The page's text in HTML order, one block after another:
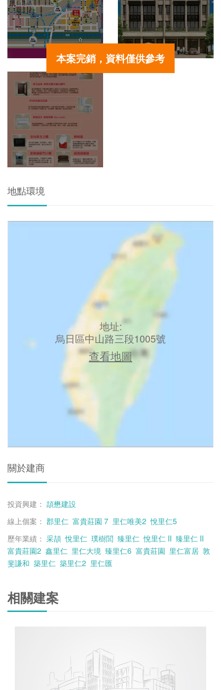
本案完銷，資料僅供參考
地點環境
地址:
烏日區中山路三段1005號
查看地圖
關於建商
投資興建： 頡懋建設
線上個案： 郡里仁 富貴莊園 7 里仁唯美2 悅里仁5
歷年業績： 采頡 悅里仁 璞樹閭 臻里仁 悅里仁 II 臻里仁 II
富貴莊園2 鑫里仁 里仁大境 臻里仁6 富貴莊園 里仁富居 敦
斐謙和 築里仁 築里仁2 里仁匯
相關建案